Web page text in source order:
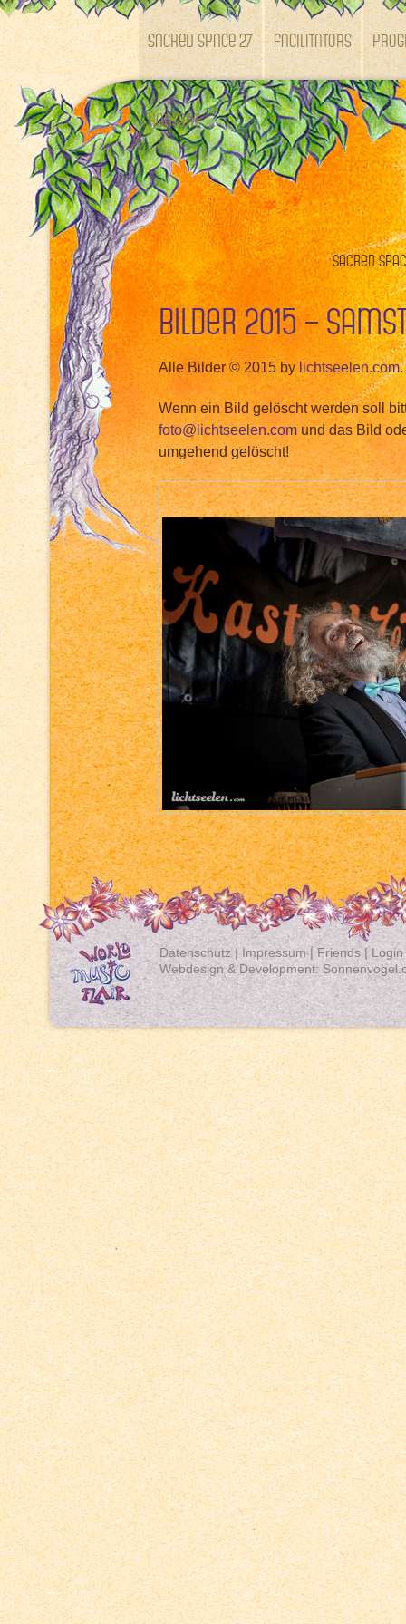
SACRED SPACE 27 Facilitators
Kontakt
Sacred
Bilder 2015 –
Alle Bilder © 2015 bylichtseelen.com.
Wenn ein Bild gelöscht werden soll
foto@lichtseelen.com und das Bild
umgehend gelöscht!
Datenschutz | Impressum|Friends|Login
Webdesign & Development: